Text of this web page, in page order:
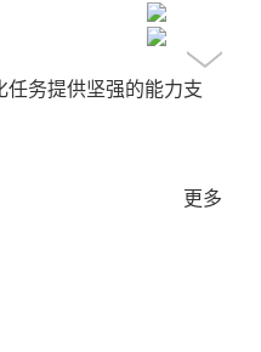
务提供坚强的能力支
更多